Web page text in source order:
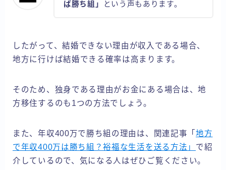
ば勝ち組」
という声もあります。
したがって、結婚できない理由が収入である場合、
地方に行けば結婚できる確率は高まります。
そのため、独身である理由がお金にある場合は、地
方移住するのも1つの方法でしょう。
また、年収400万で勝ち組の理由は、関連記事「地方
で年収400万は勝ち組？裕福な生活を送る方法」 で紹
介しているので、気になる人はぜひご覧ください。